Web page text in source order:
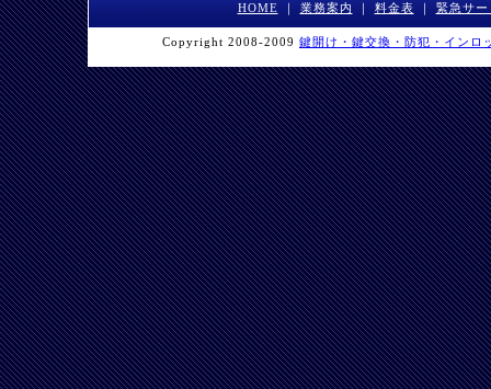
HOME ｜ 業務案内 ｜ 料金表 ｜ 緊急サー
Copyright 2008-2009 鍵開け・鍵交換・防犯・インロ